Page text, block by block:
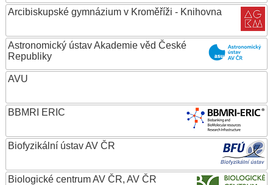
Arcibiskupské gymnázium v Kroměříži - Knihovna
Astronomický ústav Akademie věd České
Republiky
AVU
BBMRI ERIC
Biofyzikální ústav AV ČR
Biologické centrum AV ČR, AV ČR